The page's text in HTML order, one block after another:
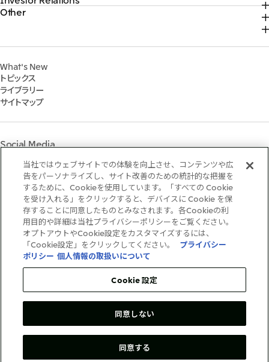
コンテンツ一覧
三井物産について
三井物産の事業
2025年
サステナビリティ最新情報
Social
Governance
マテリアリティ
イニシアティブへの参画
三井物産の人材マネジメント
社会貢献活動
ライブラリー
「三井物産の森」LEAPアプローチ
TCFDに基づく情報開示
トップ
IR資料室
IR説明会
個人株主・投資家の皆様へ
株主・株式基本情報
IRカレンダー
Other
三井グループ350周年記念事業サイト
What's New
トピックス
ライブラリー
サイトマップ
Social Media
InstagramTwitter FacebookLinkedInYoutube
ご利用条件
推奨環境
個人情報保護方針
情報セキュリティ方針
ソーシャルメディア利用規約
Copyright©1996-2026Mitsui&Co.,Ltd.
AllRightsReserved.
当社ではウェブサイトでの体験を向上させ、コンテンツや広
告をパーソナライズし、サイト改善のための統計的な把握を
するために、Cookieを使用しています。「すべての Cookie
を受け入れる」をクリックすると、デバイスに Cookie を保
存することに同意したものとみなされます。各Cookieの利
用目的や詳細は当社プライバシーポリシーをご覧ください。
オプトアウトやCookie設定をカスタマイズするには、
「Cookie設定」をクリックしてください。
プライバシー
ポリシー 個人情報の取扱いについて
Cookie 設定
同意しない
同意する